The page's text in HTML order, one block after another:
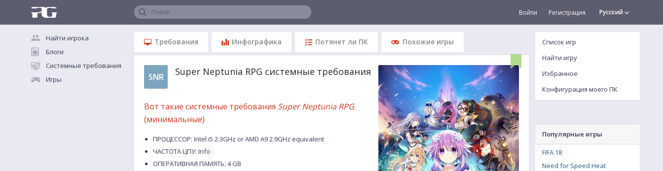
Поиск Русский
Войти Регистрация
Найти игрока
Блоги
Системные требования
Игры
Требования Инфографика Потянет ли ПК Похожие игры
SNR Super Neptunia RPG системные требования
Вот такие системные требования Super Neptunia RPG
(минимальные)
ПРОЦЕССОР: Intel i5 2.3GHz or AMD A9 2.9GHz equivalent
ЧАСТОТА ЦПУ: Info
ОПЕРАТИВНАЯ ПАМЯТЬ: 4 GB
Список игр
Найти игру
Избранное
Конфигурация моего ПК
Популярные игры
FIFA 18
Need for Speed Heat